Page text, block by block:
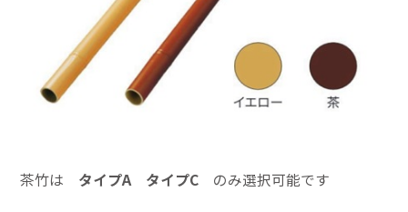
茶竹は タイプA タイプC のみ選択可能です